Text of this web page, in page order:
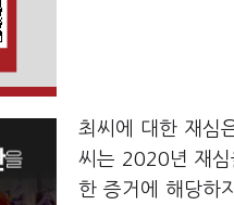
최씨에 대한 재심
씨는 2020년 재심
한 증거에 해당하